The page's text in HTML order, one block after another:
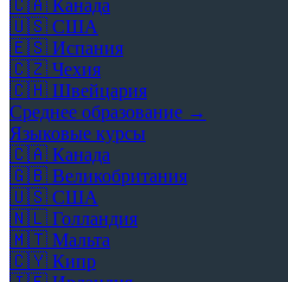
🇨🇦 Канада
🇺🇸 США
🇪🇸 Испания
🇨🇿 Чехия
🇨🇭 Швейцария
Среднее образование →
Языковые курсы
🇨🇦 Канада
🇬🇧 Великобритания
🇺🇸 США
🇳🇱 Голландия
🇲🇹 Мальта
🇨🇾 Кипр